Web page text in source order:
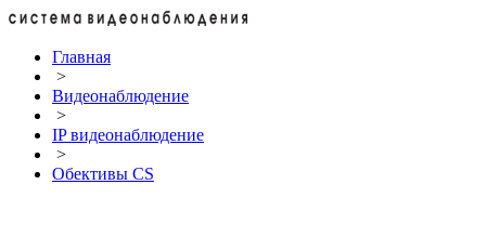
Главная
>
Видеонаблюдение
>
IP видеонаблюдение
>
Обективы CS